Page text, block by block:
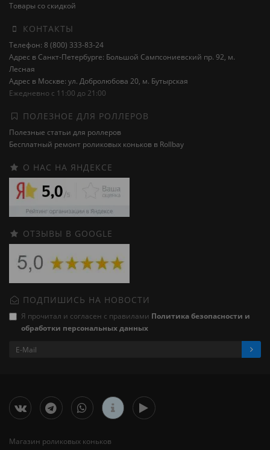
Товары со скидкой
КОНТАКТЫ
Телефон: 8 (800) 333-83-24
Адрес в Санкт-Петербурге: Большой Сампсониевский пр. 92, м.
Лесная
Адрес в Москве: ул. Добролюбова 20, м. Бутырская
Ежедневно с 11:00 до 21:00
ПОЛЕЗНОЕ ДЛЯ РОЛЛЕРОВ
Полезные статьи для роллеров
Бесплатный ремонт роликовых коньков в Rollbay
О НАС НА ЯНДЕКСЕ
ОТЗЫВЫ В GOOGLE
ПОДПИШИСЬ НА НОВОСТИ
Я прочитал и согласен с правилами Политика безопасности и
обработки персональных данных
Магазин роликовых коньков